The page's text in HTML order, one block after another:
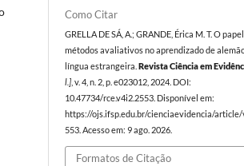
Como Citar
GRELLA DE SÁ, A.; GRANDE, Érica M. T. O
métodos avaliativos no aprendizado de
língua estrangeira.Revista Ciência em
l.] , v. 4, n. 2, p. e023012, 2024. DOI:
10.47734/rce.v4i2.2553. Disponível em:
https://ojs.ifsp.edu.br/cienciaevidencia/
553. Acesso em: 9 ago. 2026.
Formatos de Citação